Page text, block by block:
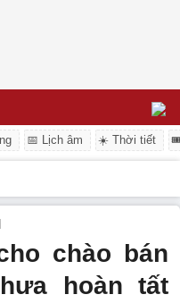
📅 Lịch âm ☀️ Thời tiết
chào bán
hoàn tất